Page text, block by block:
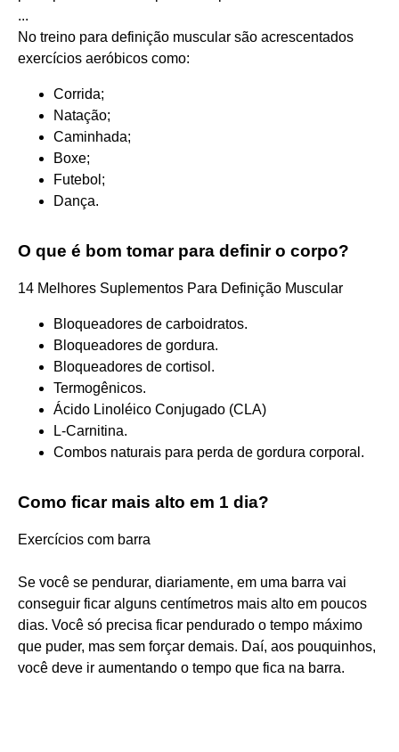
...
No treino para definição muscular são acrescentados
exercícios aeróbicos como:
Corrida;
Natação;
Caminhada;
Boxe;
Futebol;
Dança.
O que é bom tomar para definir o corpo?
14 Melhores Suplementos Para Definição Muscular
Bloqueadores de carboidratos.
Bloqueadores de gordura.
Bloqueadores de cortisol.
Termogênicos.
Ácido Linoléico Conjugado (CLA)
L-Carnitina.
Combos naturais para perda de gordura corporal.
Como ficar mais alto em 1 dia?
Exercícios com barra
Se você se pendurar, diariamente, em uma barra vai
conseguir ficar alguns centímetros mais alto em poucos
dias. Você só precisa ficar pendurado o tempo máximo
que puder, mas sem forçar demais. Daí, aos pouquinhos,
você deve ir aumentando o tempo que fica na barra.